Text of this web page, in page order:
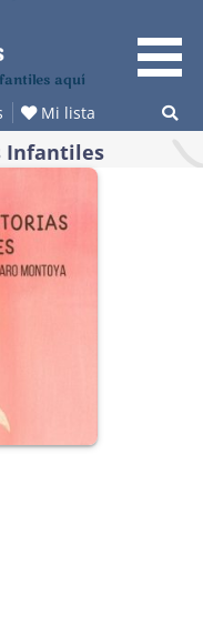
aquí
Mi lista
Infantiles